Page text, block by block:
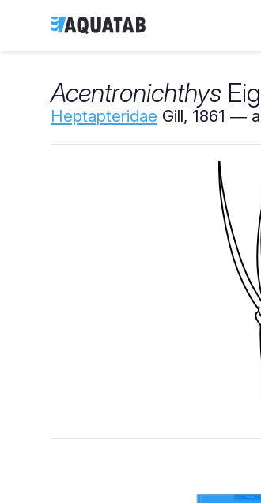
Acentronichthys
Heptapteridae Gill, 1861 ―